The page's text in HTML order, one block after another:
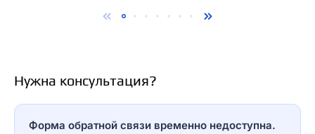
Нужна консультация?
Форма обратной связи временно недоступна.